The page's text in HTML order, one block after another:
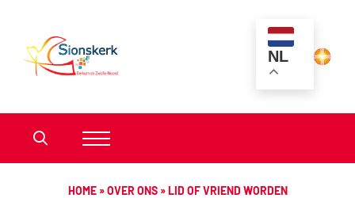
NL
HOME»OVER ONS»LID OF VRIEND WORDEN